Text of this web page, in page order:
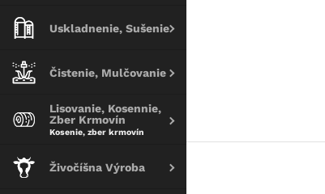
Uskladnenie, Sušenie
Čistenie, Mulčovanie
Lisovanie, Kosennie,
Zber Krmovín
Kosenie, zber krmovín
Živočíšna Výroba